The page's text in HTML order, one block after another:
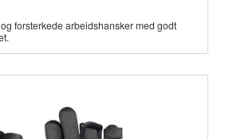
forsterkede arbeidshansker med godt